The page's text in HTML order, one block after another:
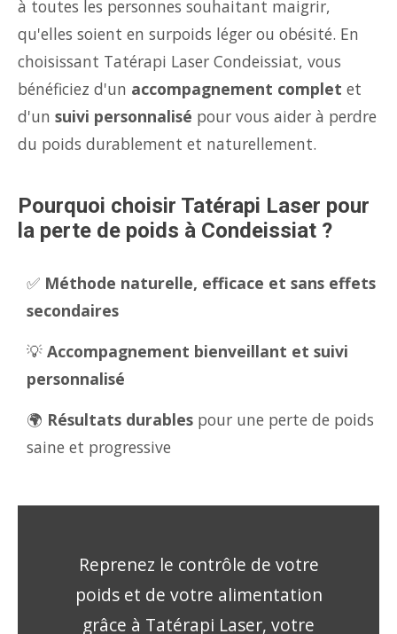
à toutes les personnes souhaitant maigrir,
qu'elles soient en surpoids léger ou obésité. En
choisissant Tatérapi Laser Condeissiat, vous
bénéficiez d'un accompagnement complet et
d'un suivi personnalisé pour vous aider à perdre
du poids durablement et naturellement.
Pourquoi choisir Tatérapi Laser pour
la perte de poids à Condeissiat ?
✅ Méthode naturelle, efficace et sans effets
secondaires
💡 Accompagnement bienveillant et suivi
personnalisé
🌍 Résultats durables pour une perte de poids
saine et progressive
Reprenez le contrôle de votre
poids et de votre alimentation
grâce à Tatérapi Laser, votre